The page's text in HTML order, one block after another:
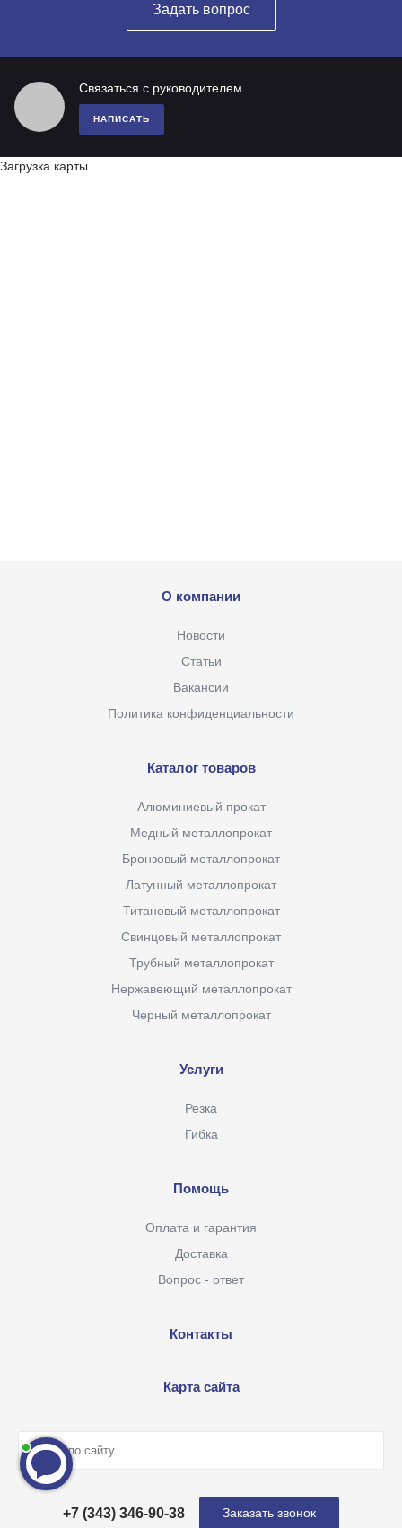
Задать вопрос
Связаться с руководителем
НАПИСАТЬ
Загрузка карты ...
О компании
Новости
Статьи
Вакансии
Политика конфиденциальности
Каталог товаров
Алюминиевый прокат
Медный металлопрокат
Бронзовый металлопрокат
Латунный металлопрокат
Титановый металлопрокат
Свинцовый металлопрокат
Трубный металлопрокат
Нержавеющий металлопрокат
Черный металлопрокат
Услуги
Резка
Гибка
Помощь
Оплата и гарантия
Доставка
Вопрос - ответ
Контакты
Карта сайта
+7 (343) 346-90-38 Заказать звонок